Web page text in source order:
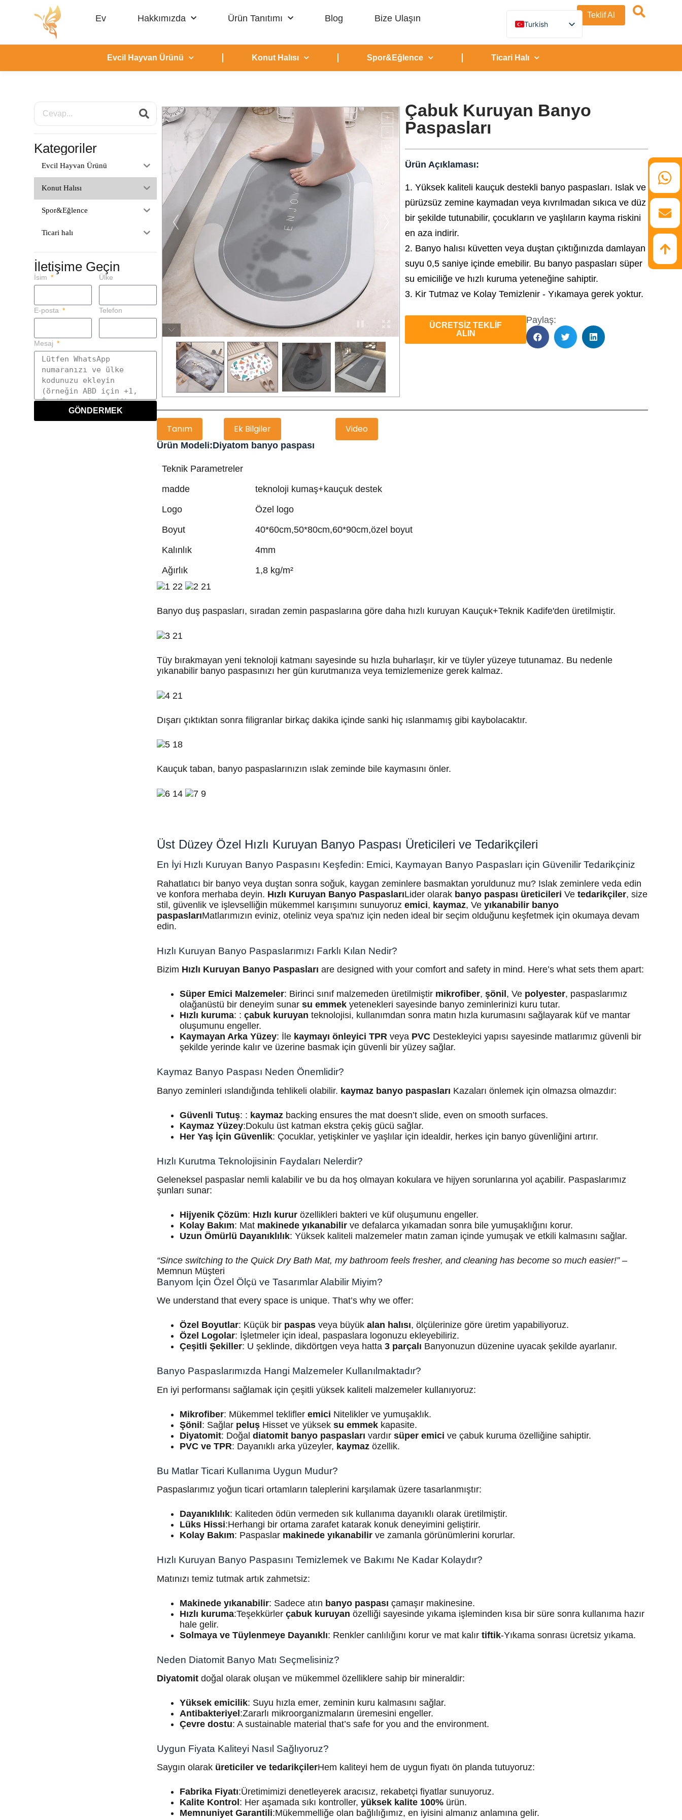
Ev Hakkımızda Ürün Tanıtımı Blog Bize Ulaşın
Turkish
English
German
French
Hebrew
Greek
Afrikaans
Korean
Portuguese
Teklif Al
Evcil Hayvan Ürünü Konut Halısı Spor&Eğlence Ticari Halı
Kategoriler
Evcil Hayvan Ürünü
Konut Halısı
Spor&Eğlence
Ticari halı
İletişime Geçin
İsim Ülke
E-posta Telefon
Mesaj
GÖNDERMEK
Çabuk Kuruyan Banyo
Paspasları
Ürün Açıklaması:
1. Yüksek kaliteli kauçuk destekli banyo paspasları. Islak ve
pürüzsüz zemine kaymadan veya kıvrılmadan sıkıca ve düz
bir şekilde tutunabilir, çocukların ve yaşlıların kayma riskini
en aza indirir.
2. Banyo halısı küvetten veya duştan çıktığınızda damlayan
suyu 0,5 saniye içinde emebilir. Bu banyo paspasları süper
su emiciliğe ve hızlı kuruma yeteneğine sahiptir.
3. Kir Tutmaz ve Kolay Temizlenir - Yıkamaya gerek yoktur.
ÜCRETSİZ TEKLİF
ALIN
Paylaş:
Tanım Ek Bilgiler Video
Ürün Modeli:Diyatom banyo paspası
Teknik Parametreler
madde
teknoloji kumaş+kauçuk destek
Logo
Özel logo
Boyut
40*60cm,50*80cm,60*90cm,özel boyut
Kalınlık
4mm
Ağırlık
1,8 kg/m²
Banyo duş paspasları, sıradan zemin paspaslarına göre daha hızlı kuruyan Kauçuk+Teknik Kadife'den üretilmiştir.
Tüy bırakmayan yeni teknoloji katmanı sayesinde su hızla buharlaşır, kir ve tüyler yüzeye tutunamaz. Bu nedenle
yıkanabilir banyo paspasınızı her gün kurutmanıza veya temizlemenize gerek kalmaz.
Dışarı çıktıktan sonra filigranlar birkaç dakika içinde sanki hiç ıslanmamış gibi kaybolacaktır.
Kauçuk taban, banyo paspaslarınızın ıslak zeminde bile kaymasını önler.
Üst Düzey Özel Hızlı Kuruyan Banyo Paspası Üreticileri ve Tedarikçileri
En İyi Hızlı Kuruyan Banyo Paspasını Keşfedin: Emici, Kaymayan Banyo Paspasları için Güvenilir Tedarikçiniz
Rahatlatıcı bir banyo veya duştan sonra soğuk, kaygan zeminlere basmaktan yoruldunuz mu? Islak zeminlere veda edin
ve konfora merhaba deyin. Hızlı Kuruyan Banyo PaspaslarıLider olarak banyo paspası üreticileri Vetedarikçiler, size
stil, güvenlik ve işlevselliğin mükemmel karışımını sunuyoruzemici, kaymaz, Veyıkanabilir banyo
paspaslarıMatlarımızın eviniz, oteliniz veya spa'nız için neden ideal bir seçim olduğunu keşfetmek için okumaya devam
edin.
Hızlı Kuruyan Banyo Paspaslarımızı Farklı Kılan Nedir?
Bizim Hızlı Kuruyan Banyo Paspasları are designed with your comfort and safety in mind. Here’s what sets them apart:
Süper Emici Malzemeler: Birinci sınıf malzemeden üretilmiştir mikrofiber,şönil , Ve polyester, paspaslarımız
olağanüstü bir deneyim sunarsu emmek yetenekleri sayesinde banyo zeminlerinizi kuru tutar.
Hızlı kuruma: :çabuk kuruyan teknolojisi, kullanımdan sonra matın hızla kurumasını sağlayarak küf ve mantar
oluşumunu engeller.
Kaymayan Arka Yüzey: İle kaymayı önleyici TPR veya PVC Destekleyici yapısı sayesinde matlarımız güvenli bir
şekilde yerinde kalır ve üzerine basmak için güvenli bir yüzey sağlar.
Kaymaz Banyo Paspası Neden Önemlidir?
Banyo zeminleri ıslandığında tehlikeli olabilir. kaymaz banyo paspasları Kazaları önlemek için olmazsa olmazdır:
Güvenli Tutuş: : kaymaz backing ensures the mat doesn’t slide, even on smooth surfaces.
Kaymaz Yüzey:Dokulu üst katman ekstra çekiş gücü sağlar.
Her Yaş İçin Güvenlik: Çocuklar, yetişkinler ve yaşlılar için idealdir, herkes için banyo güvenliğini artırır.
Hızlı Kurutma Teknolojisinin Faydaları Nelerdir?
Geleneksel paspaslar nemli kalabilir ve bu da hoş olmayan kokulara ve hijyen sorunlarına yol açabilir. Paspaslarımız
şunları sunar:
Hijyenik Çözüm: Hızlı kurur özellikleri bakteri ve küf oluşumunu engeller.
Kolay Bakım: Mat makinede yıkanabilir ve defalarca yıkamadan sonra bile yumuşaklığını korur.
Uzun Ömürlü Dayanıklılık: Yüksek kaliteli malzemeler matın zaman içinde yumuşak ve etkili kalmasını sağlar.
“Since switching to the Quick Dry Bath Mat, my bathroom feels fresher, and cleaning has become so much easier!”–
Memnun Müşteri
Banyom İçin Özel Ölçü ve Tasarımlar Alabilir Miyim?
We understand that every space is unique. That’s why we offer:
Özel Boyutlar: Küçük bir paspas veya büyükalan halısı, ölçülerinize göre üretim yapabiliyoruz.
Özel Logolar: İşletmeler için ideal, paspaslara logonuzu ekleyebiliriz.
Çeşitli Şekiller: U şeklinde, dikdörtgen veya hatta3 parçalı Banyonuzun düzenine uyacak şekilde ayarlanır.
Banyo Paspaslarımızda Hangi Malzemeler Kullanılmaktadır?
En iyi performansı sağlamak için çeşitli yüksek kaliteli malzemeler kullanıyoruz:
Mikrofiber: Mükemmel teklifleremici Nitelikler ve yumuşaklık.
Şönil: Sağlar peluş Hisset ve yükseksu emmek kapasite.
Diyatomit: Doğaldiatomit banyo paspasları vardırsüper emici ve çabuk kuruma özelliğine sahiptir.
PVC ve TPR: Dayanıklı arka yüzeyler, kaymaz özellik.
Bu Matlar Ticari Kullanıma Uygun Mudur?
Paspaslarımız yoğun ticari ortamların taleplerini karşılamak üzere tasarlanmıştır:
Dayanıklılık: Kaliteden ödün vermeden sık kullanıma dayanıklı olarak üretilmiştir.
Lüks Hissi:Herhangi bir ortama zarafet katarak konuk deneyimini geliştirir.
Kolay Bakım: Paspaslar makinede yıkanabilir ve zamanla görünümlerini korurlar.
Hızlı Kuruyan Banyo Paspasını Temizlemek ve Bakımı Ne Kadar Kolaydır?
Matınızı temiz tutmak artık zahmetsiz:
Makinede yıkanabilir: Sadece atın banyo paspası çamaşır makinesine.
Hızlı kuruma:Teşekkürlerçabuk kuruyan özelliği sayesinde yıkama işleminden kısa bir süre sonra kullanıma hazır
hale gelir.
Solmaya ve Tüylenmeye Dayanıklı: Renkler canlılığını korur ve mat kalırtiftik-Yıkama sonrası ücretsiz yıkama.
Neden Diatomit Banyo Matı Seçmelisiniz?
Diyatomit doğal olarak oluşan ve mükemmel özelliklere sahip bir mineraldir:
Yüksek emicilik: Suyu hızla emer, zeminin kuru kalmasını sağlar.
Antibakteriyel:Zararlı mikroorganizmaların üremesini engeller.
Çevre dostu: A sustainable material that’s safe for you and the environment.
Uygun Fiyata Kaliteyi Nasıl Sağlıyoruz?
Saygın olarak üreticiler ve tedarikçilerHem kaliteyi hem de uygun fiyatı ön planda tutuyoruz:
Fabrika Fiyatı:Üretimimizi denetleyerek aracısız, rekabetçi fiyatlar sunuyoruz.
Kalite Kontrol : Her aşamada sıkı kontroller,yüksek kalite 100% ürün.
Memnuniyet Garantili:Mükemmelliğe olan bağlılığımız, en iyisini almanız anlamına gelir.